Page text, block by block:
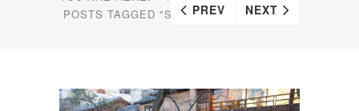
POSTS TAGGED "SAKURA"
PREV NEXT